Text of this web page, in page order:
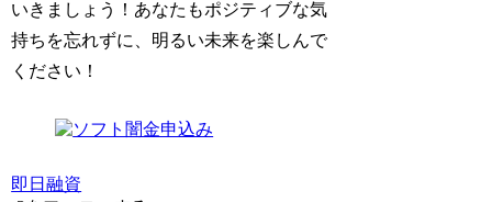
いきましょう！あなたもポジティブな気
持ちを忘れずに、明るい未来を楽しんで
ください！
即日融資